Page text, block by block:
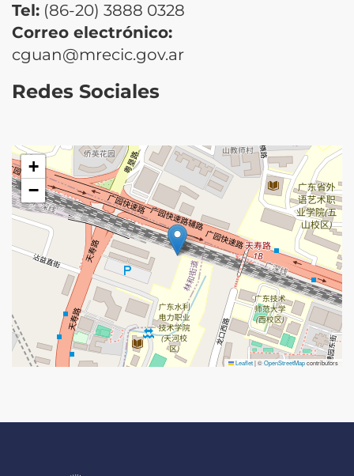
Tel: (86-20) 3888 0328
Correo electrónico:
cguan@mrecic.gov.ar
Redes Sociales
+
−
Leaflet|©OpenStreetMapcontributors